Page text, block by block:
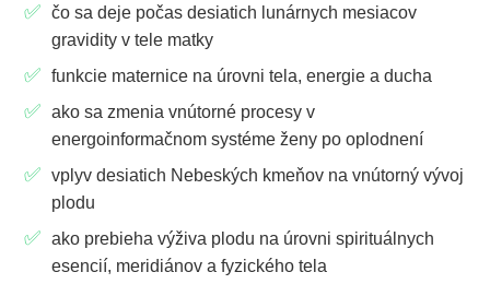
čo sa deje počas desiatich lunárnych mesiacov
gravidity v tele matky
funkcie maternice na úrovni tela, energie a ducha
ako sa zmenia vnútorné procesy v
energoinformačnom systéme ženy po oplodnení
vplyv desiatich Nebeských kmeňov na vnútorný vývoj
plodu
ako prebieha výživa plodu na úrovni spirituálnych
esencií, meridiánov a fyzického tela